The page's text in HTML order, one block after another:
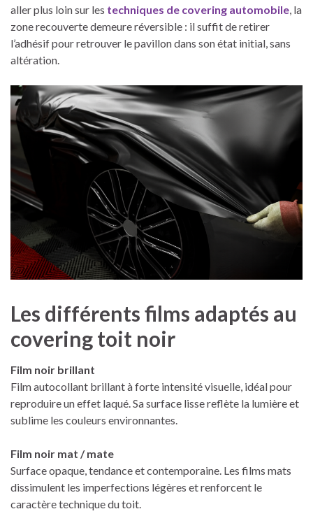
aller plus loin sur les techniques de covering automobile , la
zone recouverte demeure réversible : il suffit de retirer
l’adhésif pour retrouver le pavillon dans son état initial, sans
altération.
Les différents films adaptés au
covering toit noir
Film noir brillant
Film autocollant brillant à forte intensité visuelle, idéal pour
reproduire un effet laqué. Sa surface lisse reflète la lumière et
sublime les couleurs environnantes.
Film noir mat / mate
Surface opaque, tendance et contemporaine. Les films mats
dissimulent les imperfections légères et renforcent le
caractère technique du toit.